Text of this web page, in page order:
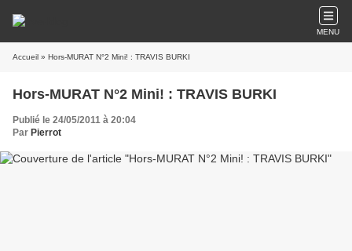
MENU
Accueil » Hors-MURAT N°2 Mini! : TRAVIS BURKI
Hors-MURAT N°2 Mini! : TRAVIS BURKI
Publié le 24/05/2011 à 20:04
Par Pierrot